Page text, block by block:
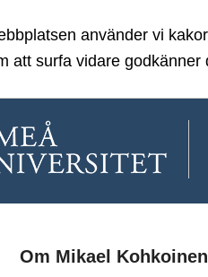
använder vi
att surfa vidare godkänner
Om Mikael Kohkoinen